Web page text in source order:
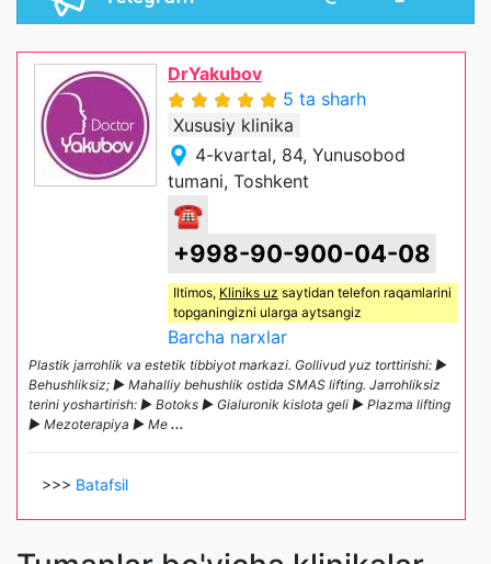
DrYakubov
5 ta sharh
Xususiy klinika
4-kvartal, 84, Yunusobod
tumani, Toshkent
☎
+998-90-900-04-08
Iltimos, Kliniks uz saytidan telefon raqamlarini
topganingizni ularga aytsangiz
Barcha narxlar
Plastik jarrohlik va estetik tibbiyot markazi. Gollivud yuz torttirishi: ►
Behushliksiz; ► Mahalliy behushlik ostida SMAS lifting. Jarrohliksiz
terini yoshartirish: ► Botoks ► Gialuronik kislota geli ► Plazma lifting
► Mezoterapiya ► Me ...
>>> Batafsil